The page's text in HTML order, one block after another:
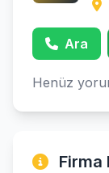
Ara
Henüz
Firma